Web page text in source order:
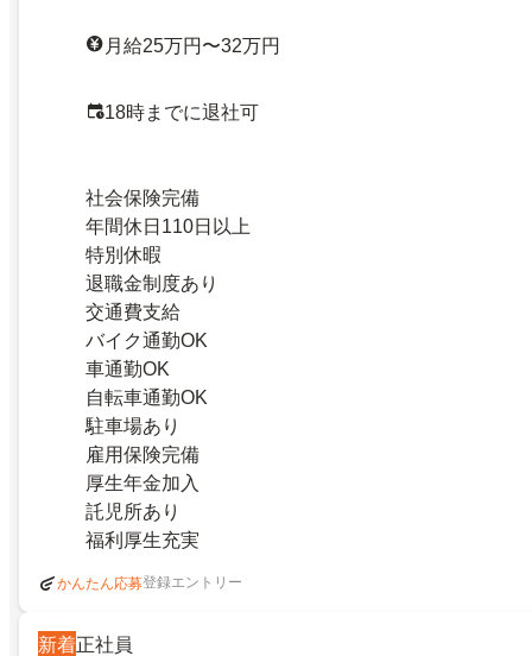
月給25万円〜32万円
18時までに退社可
社会保険完備
年間休日110日以上
特別休暇
退職金制度あり
交通費支給
バイク通勤OK
車通勤OK
自転車通勤OK
駐車場あり
雇用保険完備
厚生年金加入
託児所あり
福利厚生充実
かんたん応募登録エントリー
新着正社員